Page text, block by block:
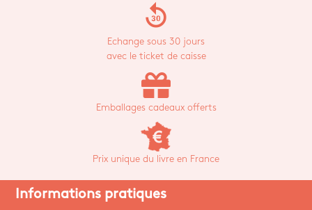
replay_30
Echange sous 30 jours
avec le ticket de caisse
Emballages cadeaux offerts
Prix unique du livre en France
Informations pratiques